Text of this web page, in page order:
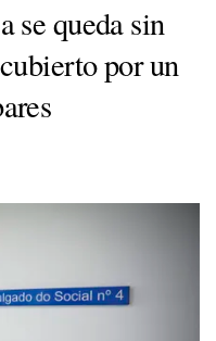
se queda sin
por un